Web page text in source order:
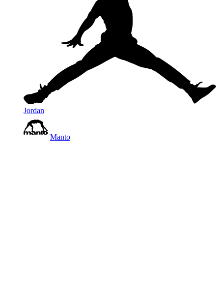
Jordan
Manto